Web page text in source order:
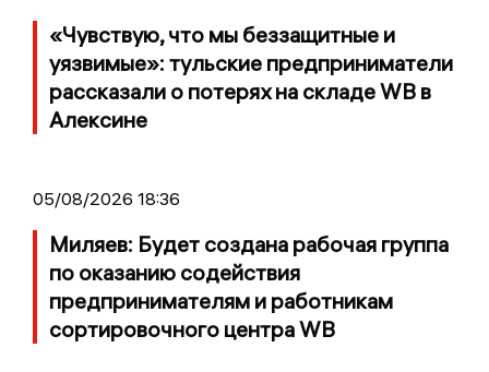
«Чувствую, что мы беззащитные и
уязвимые»: тульские предприниматели
рассказали о потерях на складе WB в
Алексине
05/08/2026 18:36
Миляев: Будет создана рабочая группа
по оказанию содействия
предпринимателям и работникам
сортировочного центра WB